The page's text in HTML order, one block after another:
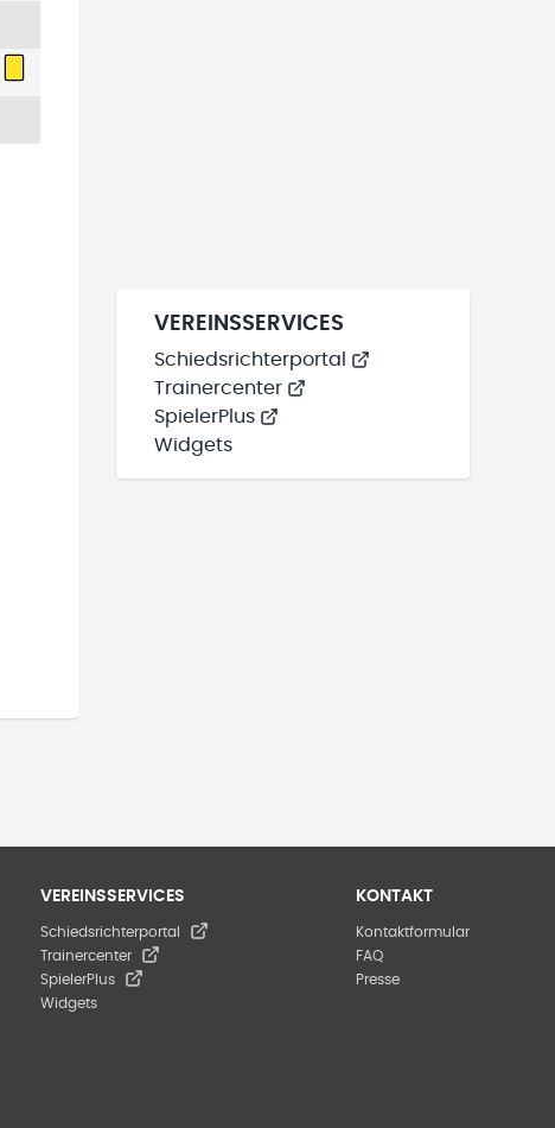
VEREINSSERVICES
Schiedsrichterportal
Trainercenter
SpielerPlus
Widgets
VEREINSSERVICES
Schiedsrichterportal
Trainercenter
SpielerPlus
Widgets
KONTAKT
Kontaktformular
FAQ
Presse